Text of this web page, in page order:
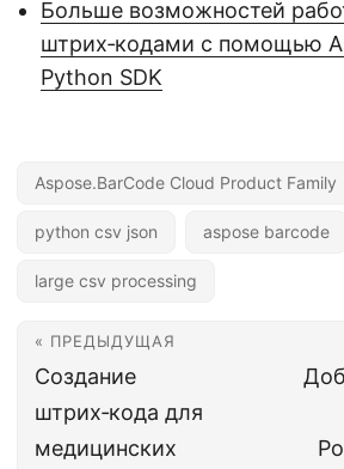
Больше возможностей
штрих‑кодами с помощью
Python SDK
Aspose.BarCode Cloud Product Family
python csv json aspose barcode
large csv processing
« ПРЕДЫДУЩАЯ
Создание
штрих‑кода для
медицинских